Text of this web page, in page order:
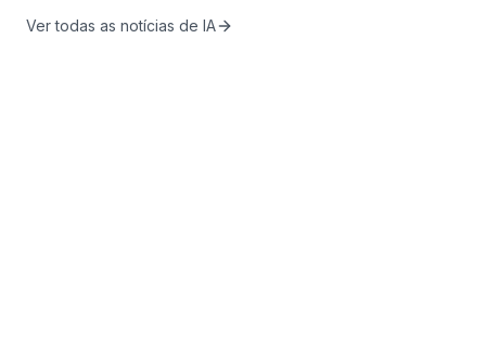
Ver todas as notícias de IA